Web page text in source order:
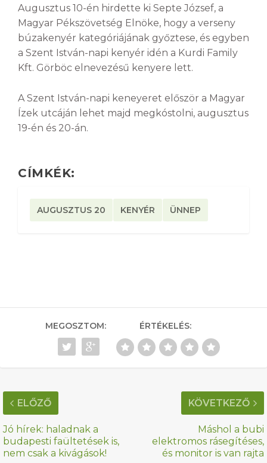
Augusztus 10-én hirdette ki Septe József, a
Magyar Pékszövetség Elnöke, hogy a verseny
búzakenyér kategóriájának győztese, és egyben
a Szent István-napi kenyér idén a Kurdi Family
Kft. Görböc elnevezésű kenyere lett.
A Szent István-napi keneyeret először a Magyar
Ízek utcáján lehet majd megkóstolni, augusztus
19-én és 20-án.
CÍMKÉK:
AUGUSZTUS 20 KENYÉR ÜNNEP
MEGOSZTOM: ÉRTÉKELÉS:
ELŐZŐ
Jó hírek: haladnak a
budapesti faültetések is,
nem csak a kivágások!
KÖVETKEZŐ
Máshol a bubi
elektromos rásegítéses,
és monitor is van rajta